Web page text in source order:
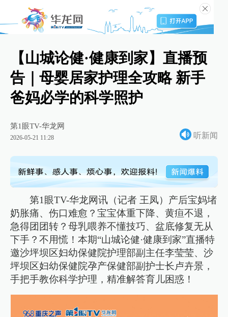
【山城论健·健康到家】直播预
告｜母婴居家护理全攻略 新手
爸妈必学的科学照护
第1眼TV-华龙网
2026-05-21 11:28 听新闻
第1眼TV-华龙网讯（记者 王凤）产后宝妈堵
奶胀痛、伤口难愈？宝宝体重下降、黄疸不退，
急得团团转？母乳喂养不懂技巧、盆底修复无从
下手？不用慌！本期“山城论健·健康到家”直播特
邀沙坪坝区妇幼保健院护理部副主任李莹莹、沙
坪坝区妇幼保健院孕产保健部副护士长卢卉景，
手把手教你科学护理，精准解答育儿困惑！